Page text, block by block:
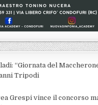
“Giornata del
Tripodi
Grespi vince il concorso